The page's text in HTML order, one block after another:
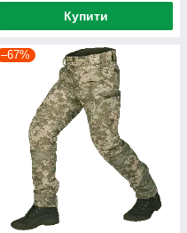
Купити
–67%